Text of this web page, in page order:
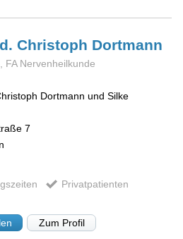
Christoph Dortmann
FA Nervenheilkunde
Dortmann und Silke
7
Privatpatienten
Zum Profil